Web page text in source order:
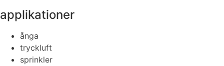
applikationer
ånga
tryckluft
sprinkler